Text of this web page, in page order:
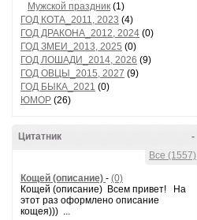
Мужской праздник (1)
ГОД КОТА_2011, 2023 (4)
ГОД ДРАКОНА_2012, 2024 (0)
ГОД ЗМЕИ_2013, 2025 (0)
ГОД ЛОШАДИ_2014, 2026 (9)
ГОД ОВЦЫ_2015, 2027 (9)
ГОД БЫКА_2021 (0)
ЮМОР (26)
-
Цитатник
Все (1557)
Кощей (описание) - (0)
Кощей (описание) Всем привет! На
этот раз оформлено описание
кощея))) ...